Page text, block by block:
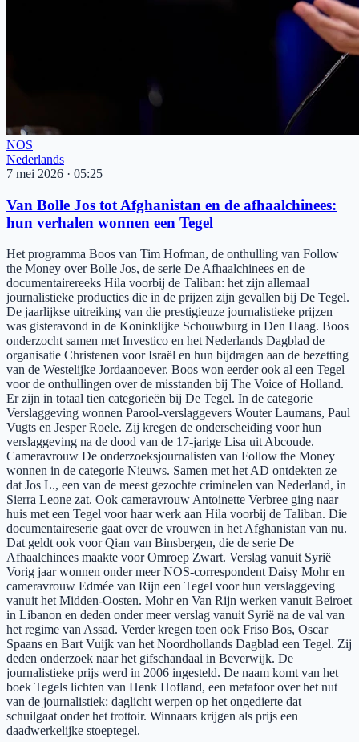
NOS
Nederlands
7 mei 2026 · 05:25
Van Bolle Jos tot Afghanistan en de afhaalchinees:
hun verhalen wonnen een Tegel
Het programma Boos van Tim Hofman, de onthulling van Follow
the Money over Bolle Jos, de serie De Afhaalchinees en de
documentairereeks Hila voorbij de Taliban: het zijn allemaal
journalistieke producties die in de prijzen zijn gevallen bij De Tegel.
De jaarlijkse uitreiking van die prestigieuze journalistieke prijzen
was gisteravond in de Koninklijke Schouwburg in Den Haag. Boos
onderzocht samen met Investico en het Nederlands Dagblad de
organisatie Christenen voor Israël en hun bijdragen aan de bezetting
van de Westelijke Jordaanoever. Boos won eerder ook al een Tegel
voor de onthullingen over de misstanden bij The Voice of Holland.
Er zijn in totaal tien categorieën bij De Tegel. In de categorie
Verslaggeving wonnen Parool-verslaggevers Wouter Laumans, Paul
Vugts en Jesper Roele. Zij kregen de onderscheiding voor hun
verslaggeving na de dood van de 17-jarige Lisa uit Abcoude.
Cameravrouw De onderzoeksjournalisten van Follow the Money
wonnen in de categorie Nieuws. Samen met het AD ontdekten ze
dat Jos L., een van de meest gezochte criminelen van Nederland, in
Sierra Leone zat. Ook cameravrouw Antoinette Verbree ging naar
huis met een Tegel voor haar werk aan Hila voorbij de Taliban. Die
documentaireserie gaat over de vrouwen in het Afghanistan van nu.
Dat geldt ook voor Qian van Binsbergen, die de serie De
Afhaalchinees maakte voor Omroep Zwart. Verslag vanuit Syrië
Vorig jaar wonnen onder meer NOS-correspondent Daisy Mohr en
cameravrouw Edmée van Rijn een Tegel voor hun verslaggeving
vanuit het Midden-Oosten. Mohr en Van Rijn werken vanuit Beiroet
in Libanon en deden onder meer verslag vanuit Syrië na de val van
het regime van Assad. Verder kregen toen ook Friso Bos, Oscar
Spaans en Bart Vuijk van het Noordhollands Dagblad een Tegel. Zij
deden onderzoek naar het gifschandaal in Beverwijk. De
journalistieke prijs werd in 2006 ingesteld. De naam komt van het
boek Tegels lichten van Henk Hofland, een metafoor over het nut
van de journalistiek: daglicht werpen op het ongedierte dat
schuilgaat onder het trottoir. Winnaars krijgen als prijs een
daadwerkelijke stoeptegel.